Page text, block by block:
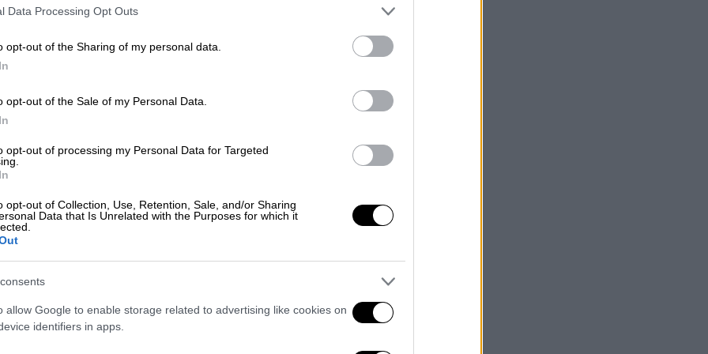
Data Processing Opt Outs
opt-out of the Sharing of my personal data.
opt-out of the Sale of my Personal Data.
opt-out of processing my Personal Data for Targeted
opt-out of Collection, Use, Retention, Sale, and/or Sharing
Data that Is Unrelated with the Purposes for which it
allow Google to enable storage related to advertising like cookies on
identifiers in apps.
το ΕΘΝΟΣ στη Google
νερά, φάρμακα και είδη πρώτης
οΔήμος Σαρωνικού, στο πλαίσιο της
ανθρωπιστικής βοήθειας
στην Αλβανία
καταστροφικό
Σαρωνικού στα
και τις 18:30 και Σάββατο και